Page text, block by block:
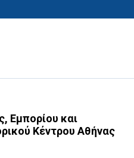
Εμπορίου και
Κέντρου Αθήνας